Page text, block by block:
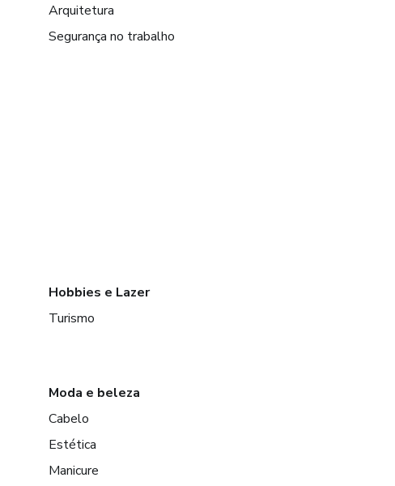
Arquitetura
Segurança no trabalho
Hobbies e Lazer
Turismo
Moda e beleza
Cabelo
Estética
Manicure